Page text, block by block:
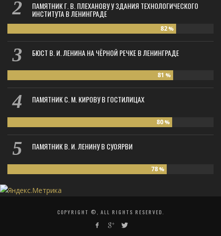
ПАМЯТНИК Г. В. ПЛЕХАНОВУ У ЗДАНИЯ ТЕХНОЛОГИЧЕСКОГО
ИНСТИТУТА В ЛЕНИНГРАДЕ
82 %
БЮСТ В. И. ЛЕНИНА НА ЧЁРНОЙ РЕЧКЕ В ЛЕНИНГРАДЕ
81 %
ПАМЯТНИК С. М. КИРОВУ В ГОСТИЛИЦАХ
80 %
ПАМЯТНИК В. И. ЛЕНИНУ В СУОЯРВИ
78 %
COPYRIGHT ©, ALL RIGHTS RESERVED.